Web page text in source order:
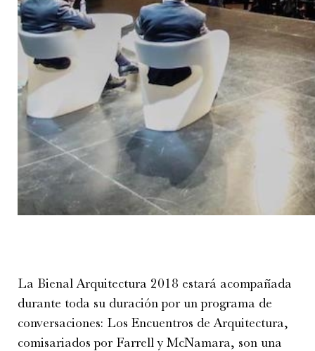
La Bienal Arquitectura 2018 estará acompañada
durante toda su duración por un programa de
conversaciones: Los Encuentros de Arquitectura,
comisariados por Farrell y McNamara, son una